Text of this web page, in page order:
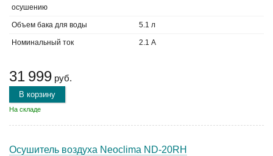
осушению
Объем бака для воды 5.1 л
Номинальный ток 2.1 А
31 999 руб.
В корзину
На складе
Осушитель воздуха Neoclima ND-20RH